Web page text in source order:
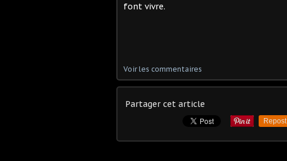
font vivre.
Voir les commentaires
Partager cet article
Repost